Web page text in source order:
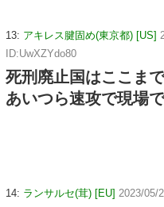
13: アキレス腱固め(東京都) [US]
ID:UwXZYdo80
死刑廃止国はここま
あいつら速攻で現場
14: ランサルセ(茸) [EU] 2023/05/